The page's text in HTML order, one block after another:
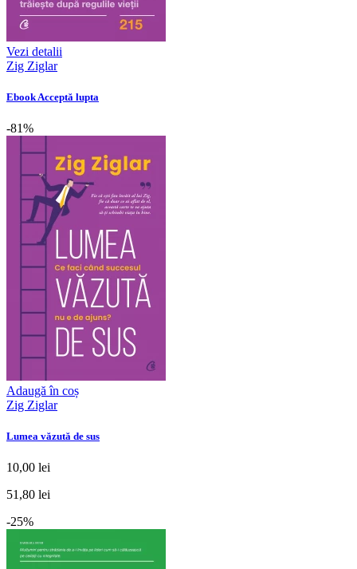
Vezi detalii
Zig Ziglar
Ebook Acceptă lupta
-81%
Adaugă în coș
Zig Ziglar
Lumea văzută de sus
10,00 lei
51,80 lei
-25%